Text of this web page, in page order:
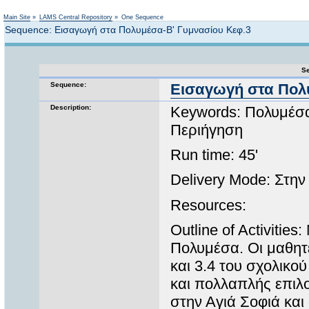
Main Site » LAMS Central Repository » One Sequence
Sequence: Εισαγωγή στα Πολυμέσα-Β' Γυμνασίου Κεφ.3
Sequence:
Εισαγωγή στα
Description:
Keywords:
Περιήγηση
Run time: 45'
Delivery Mode:
Resources:
Outline of Activities:
Πολυμέσα. Οι
και 3.4 του
και πολλαπλής
στην Αγιά Σοφιά